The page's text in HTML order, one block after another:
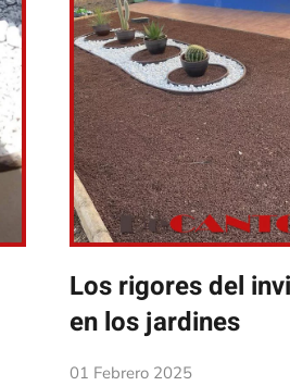
Los rigores del
en los jardines
01 Febrero 2025